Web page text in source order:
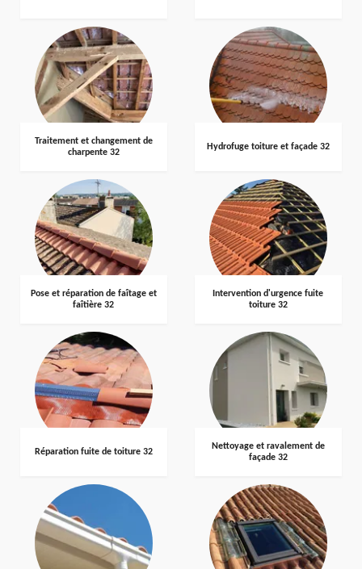
Traitement et changement de
charpente 32
Hydrofuge toiture et façade 32
Pose et réparation de faîtage et
faîtière 32
Intervention d'urgence fuite
toiture 32
Réparation fuite de toiture 32
Nettoyage et ravalement de
façade 32